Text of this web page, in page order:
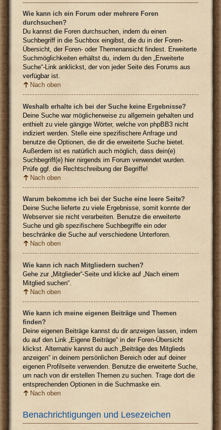
Wie kann ich ein Forum oder mehrere Foren
durchsuchen?
Du kannst die Foren durchsuchen, indem du einen
Suchbegriff in die Suchbox eingibst, die du in der Foren-
Übersicht, der Foren- oder Themenansicht findest. Erweiterte
Suchmöglichkeiten erhältst du, indem du den „Erweiterte
Suche“-Link anklickst, der von jeder Seite des Forums aus
verfügbar ist.
Nach oben
Weshalb erhalte ich bei der Suche keine Ergebnisse?
Deine Suche war möglicherweise zu allgemein gehalten und
enthielt zu viele gängige Wörter, welche von phpBB3 nicht
indiziert werden. Stelle eine spezifischere Anfrage und
benutze die Optionen, die dir die erweiterte Suche bietet.
Außerdem ist es natürlich auch möglich, dass dein(e)
Suchbegriff(e) hier nirgends im Forum verwendet wurden.
Prüfe ggf. die Rechtschreibung der Begriffe!
Nach oben
Warum bekomme ich bei der Suche eine leere Seite?
Deine Suche lieferte zu viele Ergebnisse, somit konnte der
Webserver sie nicht verarbeiten. Benutze die erweiterte
Suche und gib spezifischere Suchbegriffe ein oder
beschränke die Suche auf verschiedene Unterforen.
Nach oben
Wie kann ich nach Mitgliedern suchen?
Gehe zur „Mitglieder“-Seite und klicke auf „Nach einem
Mitglied suchen“.
Nach oben
Wie kann ich meine eigenen Beiträge und Themen
finden?
Deine eigenen Beiträge kannst du dir anzeigen lassen, indem
du auf den Link „Eigene Beiträge“ in der Foren-Übersicht
klickst. Alternativ kannst du auch „Beiträge des Mitglieds
anzeigen“ in deinem persönlichen Bereich oder auf deiner
eigenen Profilseite verwenden. Benutze die erweiterte Suche,
um nach von dir erstellen Themen zu suchen. Trage dort die
entsprechenden Optionen in die Suchmaske ein.
Nach oben
Benachrichtigungen und Lesezeichen